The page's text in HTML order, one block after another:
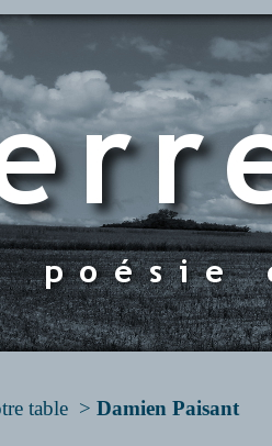
table > Damien Paisant